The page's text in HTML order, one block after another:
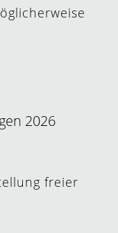
2026
freier